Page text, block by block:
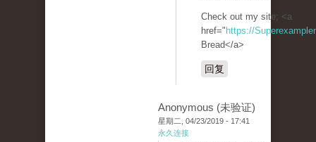
Check out my site; <a
href=" https://
Bread</a>
回复
Anonymous (未验证)
星期二, 04/23/2019 - 17:41
永久连接